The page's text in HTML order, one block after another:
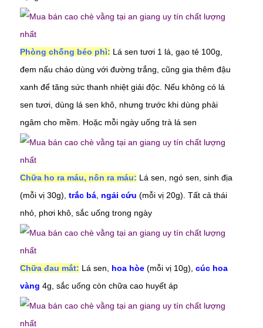
Phòng chống béo phì: Lá sen tươi 1 lá, gạo tẻ 100g,
đem nấu cháo dùng với đường trắng, cũng gia thêm đậu
xanh để tăng sức thanh nhiệt giải độc. Nếu không có lá
sen tươi, dùng lá sen khô, nhưng trước khi dùng phải
ngâm cho mềm. Hoặc mỗi ngày uống trà lá sen
Chữa ho ra máu, nôn ra máu: Lá sen, ngó sen, sinh địa
(mỗi vị 30g), trắc bá, ngải cứu (mỗi vị 20g). Tất cả thái
nhỏ, phơi khô, sắc uống trong ngày
Chữa đau mắt: Lá sen, hoa hòe (mỗi vị 10g), cúc hoa
vàng 4g, sắc uống còn chữa cao huyết áp